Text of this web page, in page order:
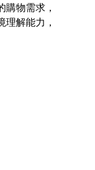
購物需求，
解能力，